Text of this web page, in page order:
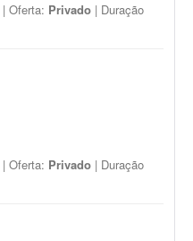
| Oferta: Privado | Duração
| Oferta: Privado | Duração